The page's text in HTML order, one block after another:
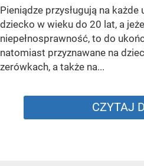
Pieniądze przysługują na
dziecko w wieku do 20 lat, a
niepełnosprawność, to do
natomiast przyznawane na
zerówkach, a także na...
CZYTAJ